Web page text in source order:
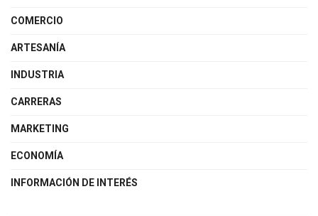
COMERCIO
ARTESANÍA
INDUSTRIA
CARRERAS
MARKETING
ECONOMÍA
INFORMACIÓN DE INTERÉS